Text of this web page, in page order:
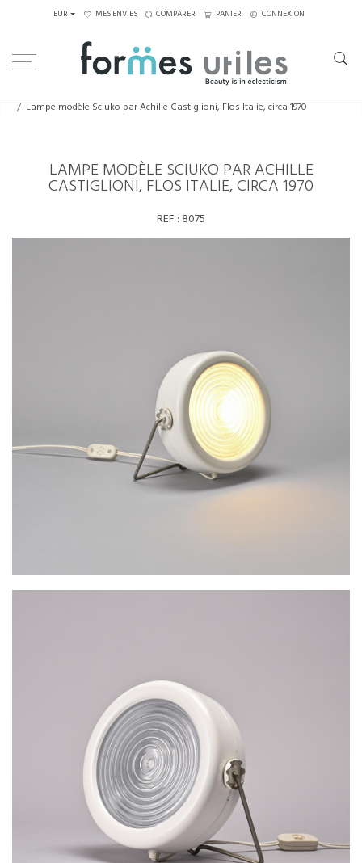
EUR MES ENVIES COMPARER PANIER CONNEXION
Lampe modèle Sciuko par Achille Castiglioni, Flos Italie, circa 1970
LAMPE MODÈLE SCIUKO PAR ACHILLE
CASTIGLIONI, FLOS ITALIE, CIRCA 1970
REF : 8075